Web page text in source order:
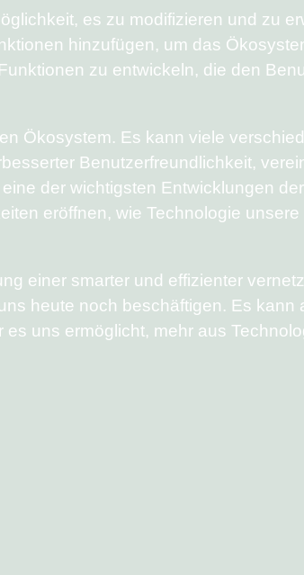
es zu modifizieren und zu
hinzufügen, um das
zu entwickeln, die den
Ökosystem. Es kann viele
Benutzerfreundlichkeit,
der wichtigsten Entwicklungen
eröffnen, wie Technologie unsere
einer smarter und effizienter
heute noch beschäftigen. Es kann
uns ermöglicht, mehr aus